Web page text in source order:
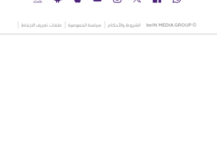
© beIN MEDIA GROUP الشروط والأحكام سياسة الخصوصية ملفات تعريف الارتباط